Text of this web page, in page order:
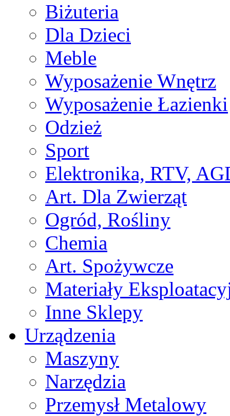
Biżuteria
Dla Dzieci
Meble
Wyposażenie Wnętrz
Wyposażenie Łazienki
Odzież
Sport
Elektronika, RTV,
Art. Dla Zwierząt
Ogród, Rośliny
Chemia
Art. Spożywcze
Materiały
Inne Sklepy
Urządzenia
Maszyny
Narzędzia
Przemysł Metalowy